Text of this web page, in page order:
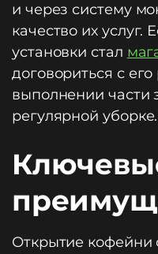
и через систему
качество их услуг.
установки стал
договориться с
выполнении части
регулярной уборке.
Открытие кофейни